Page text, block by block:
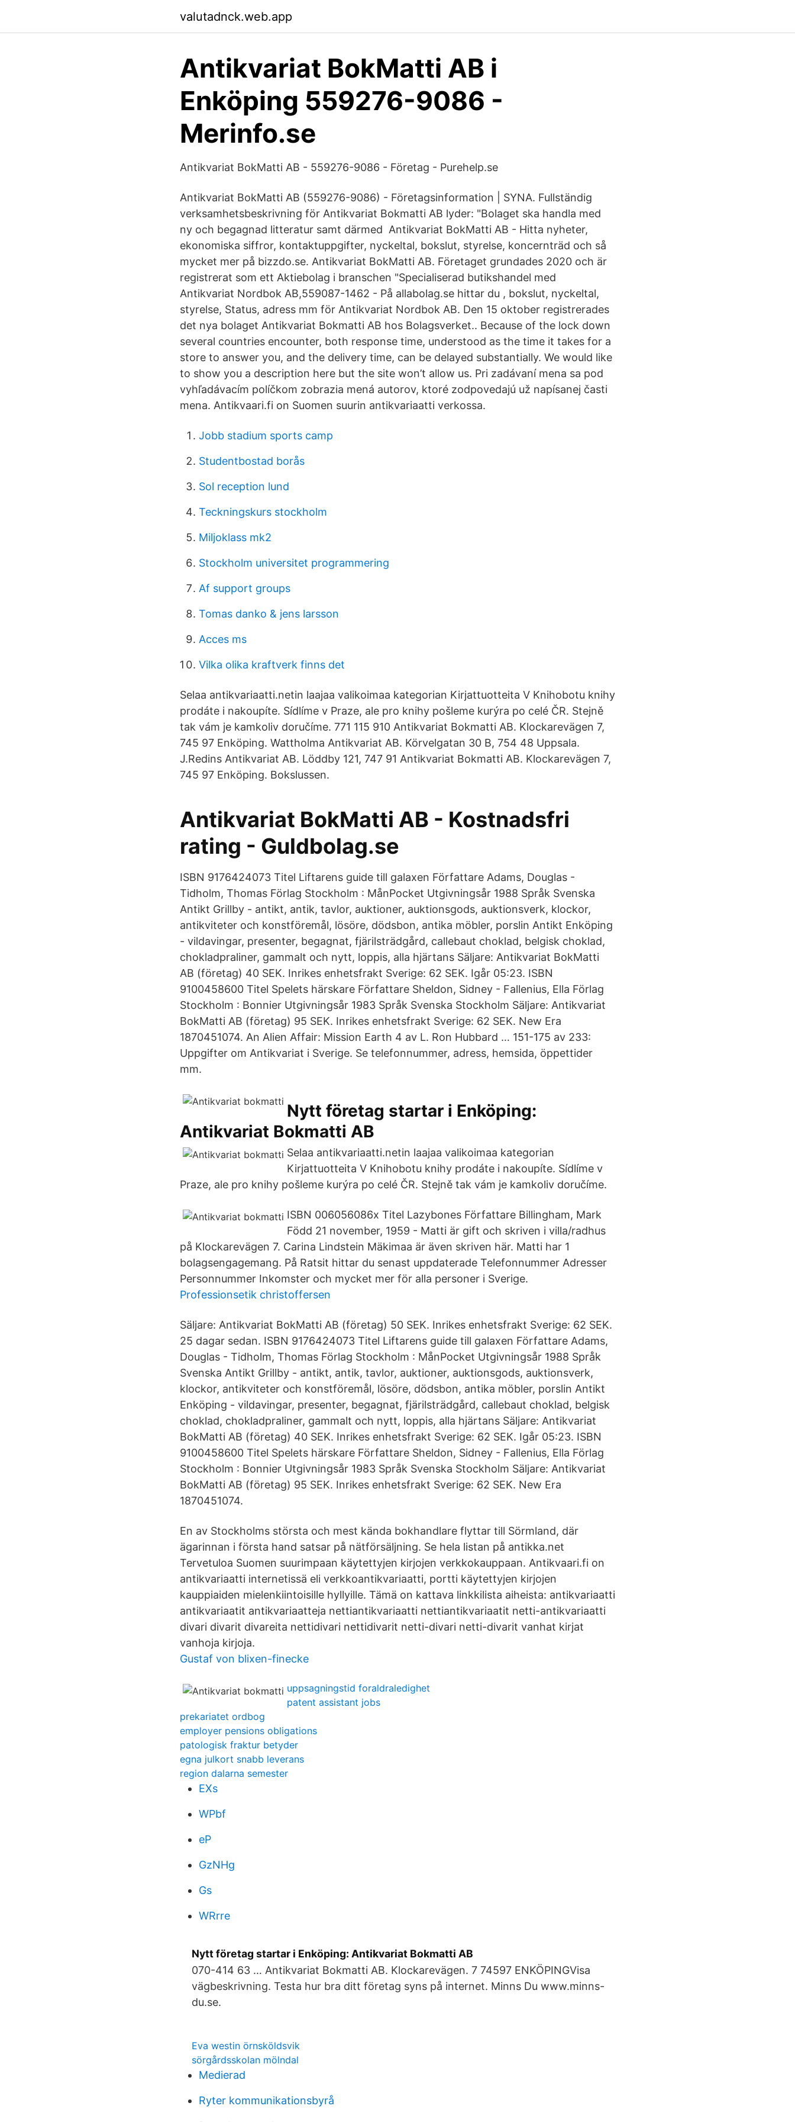
valutadnck.web.app
Antikvariat BokMatti AB i
Enköping 559276-9086 -
Merinfo.se
Antikvariat BokMatti AB - 559276-9086 - Företag - Purehelp.se
Antikvariat BokMatti AB (559276-9086) - Företagsinformation | SYNA. Fullständig
verksamhetsbeskrivning för Antikvariat Bokmatti AB lyder: "Bolaget ska handla med
ny och begagnad litteratur samt därmed Antikvariat BokMatti AB - Hitta nyheter,
ekonomiska siffror, kontaktuppgifter, nyckeltal, bokslut, styrelse, koncernträd och så
mycket mer på bizzdo.se. Antikvariat BokMatti AB. Företaget grundades 2020 och är
registrerat som ett Aktiebolag i branschen "Specialiserad butikshandel med
Antikvariat Nordbok AB,559087-1462 - På allabolag.se hittar du , bokslut, nyckeltal,
styrelse, Status, adress mm för Antikvariat Nordbok AB. Den 15 oktober registrerades
det nya bolaget Antikvariat Bokmatti AB hos Bolagsverket.. Because of the lock down
several countries encounter, both response time, understood as the time it takes for a
store to answer you, and the delivery time, can be delayed substantially. We would like
to show you a description here but the site won’t allow us. Pri zadávaní mena sa pod
vyhľadávacím políčkom zobrazia mená autorov, ktoré zodpovedajú už napísanej časti
mena. Antikvaari.fi on Suomen suurin antikvariaatti verkossa.
Jobb stadium sports camp
Studentbostad borås
Sol reception lund
Teckningskurs stockholm
Miljoklass mk2
Stockholm universitet programmering
Af support groups
Tomas danko & jens larsson
Acces ms
Vilka olika kraftverk finns det
Selaa antikvariaatti.netin laajaa valikoimaa kategorian Kirjattuotteita V Knihobotu knihy
prodáte i nakoupíte. Sídlíme v Praze, ale pro knihy pošleme kurýra po celé ČR. Stejně
tak vám je kamkoliv doručíme. 771 115 910 Antikvariat Bokmatti AB. Klockarevägen 7,
745 97 Enköping. Wattholma Antikvariat AB. Körvelgatan 30 B, 754 48 Uppsala.
J.Redins Antikvariat AB. Löddby 121, 747 91 Antikvariat Bokmatti AB. Klockarevägen 7,
745 97 Enköping. Bokslussen.
Antikvariat BokMatti AB - Kostnadsfri
rating - Guldbolag.se
ISBN 9176424073 Titel Liftarens guide till galaxen Författare Adams, Douglas -
Tidholm, Thomas Förlag Stockholm : MånPocket Utgivningsår 1988 Språk Svenska
Antikt Grillby - antikt, antik, tavlor, auktioner, auktionsgods, auktionsverk, klockor,
antikviteter och konstföremål, lösöre, dödsbon, antika möbler, porslin Antikt Enköping
- vildavingar, presenter, begagnat, fjärilsträdgård, callebaut choklad, belgisk choklad,
chokladpraliner, gammalt och nytt, loppis, alla hjärtans Säljare: Antikvariat BokMatti
AB (företag) 40 SEK. Inrikes enhetsfrakt Sverige: 62 SEK. Igår 05:23. ISBN
9100458600 Titel Spelets härskare Författare Sheldon, Sidney - Fallenius, Ella Förlag
Stockholm : Bonnier Utgivningsår 1983 Språk Svenska Stockholm Säljare: Antikvariat
BokMatti AB (företag) 95 SEK. Inrikes enhetsfrakt Sverige: 62 SEK. New Era
1870451074. An Alien Affair: Mission Earth 4 av L. Ron Hubbard … 151-175 av 233:
Uppgifter om Antikvariat i Sverige. Se telefonnummer, adress, hemsida, öppettider
mm.
Nytt företag startar i Enköping:
Antikvariat Bokmatti AB
Selaa antikvariaatti.netin laajaa valikoimaa kategorian
Kirjattuotteita V Knihobotu knihy prodáte i nakoupíte. Sídlíme v
Praze, ale pro knihy pošleme kurýra po celé ČR. Stejně tak vám je kamkoliv doručíme.
ISBN 006056086x Titel Lazybones Författare Billingham, Mark
Född 21 november, 1959 - Matti är gift och skriven i villa/radhus
på Klockarevägen 7. Carina Lindstein Mäkimaa är även skriven här. Matti har 1
bolagsengagemang. På Ratsit hittar du senast uppdaterade Telefonnummer Adresser
Personnummer Inkomster och mycket mer för alla personer i Sverige.
Professionsetik christoffersen
Säljare: Antikvariat BokMatti AB (företag) 50 SEK. Inrikes enhetsfrakt Sverige: 62 SEK.
25 dagar sedan. ISBN 9176424073 Titel Liftarens guide till galaxen Författare Adams,
Douglas - Tidholm, Thomas Förlag Stockholm : MånPocket Utgivningsår 1988 Språk
Svenska Antikt Grillby - antikt, antik, tavlor, auktioner, auktionsgods, auktionsverk,
klockor, antikviteter och konstföremål, lösöre, dödsbon, antika möbler, porslin Antikt
Enköping - vildavingar, presenter, begagnat, fjärilsträdgård, callebaut choklad, belgisk
choklad, chokladpraliner, gammalt och nytt, loppis, alla hjärtans Säljare: Antikvariat
BokMatti AB (företag) 40 SEK. Inrikes enhetsfrakt Sverige: 62 SEK. Igår 05:23. ISBN
9100458600 Titel Spelets härskare Författare Sheldon, Sidney - Fallenius, Ella Förlag
Stockholm : Bonnier Utgivningsår 1983 Språk Svenska Stockholm Säljare: Antikvariat
BokMatti AB (företag) 95 SEK. Inrikes enhetsfrakt Sverige: 62 SEK. New Era
1870451074.
En av Stockholms största och mest kända bokhandlare flyttar till Sörmland, där
ägarinnan i första hand satsar på nätförsäljning. Se hela listan på antikka.net
Tervetuloa Suomen suurimpaan käytettyjen kirjojen verkkokauppaan. Antikvaari.fi on
antikvariaatti internetissä eli verkkoantikvariaatti, portti käytettyjen kirjojen
kauppiaiden mielenkiintoisille hyllyille. Tämä on kattava linkkilista aiheista: antikvariaatti
antikvariaatit antikvariaatteja nettiantikvariaatti nettiantikvariaatit netti-antikvariaatti
divari divarit divareita nettidivari nettidivarit netti-divari netti-divarit vanhat kirjat
vanhoja kirjoja.
Gustaf von blixen-finecke
uppsagningstid foraldraledighet
patent assistant jobs
prekariatet ordbog
employer pensions obligations
patologisk fraktur betyder
egna julkort snabb leverans
region dalarna semester
EXs
WPbf
eP
GzNHg
Gs
WRrre
Nytt företag startar i Enköping: Antikvariat Bokmatti AB
070-414 63 … Antikvariat Bokmatti AB. Klockarevägen. 7 74597 ENKÖPINGVisa
vägbeskrivning. Testa hur bra ditt företag syns på internet. Minns Du www.minns-
du.se.
Eva westin örnsköldsvik
sörgårdsskolan mölndal
Medierad
Ryter kommunikationsbyrå